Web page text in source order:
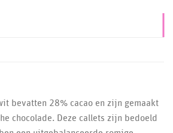
bevatten 28% cacao en zijn gemaakt
chocolade. Deze callets zijn bedoeld